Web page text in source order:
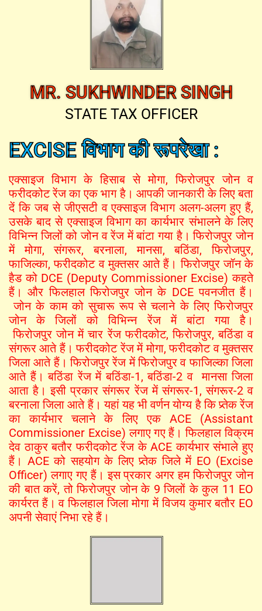
MR. SUKHWINDER SINGH
STATE TAX OFFICER
EXCISE विभाग की रूपरेखा :
एक्साइज विभाग के हिसाब से मोगा, फिरोजपुर जोन व
फरीदकोट रेंज का एक भाग है। आपकी जानकारी के लिए बता
दें कि जब से जीएसटी व एक्साइज विभाग अलग-अलग हुए हैं,
उसके बाद से एक्साइज विभाग का कार्यभार संभालने के लिए
विभिन्न जिलों को जोन व रेंज में बांटा गया है। फिरोजपुर जोन
में मोगा, संगरूर, बरनाला, मानसा, बठिंडा, फिरोजपुर,
फाजिल्का, फरीदकोट व मुक्तसर आते हैं। फिरोजपुर जॉन के
हैड को DCE (Deputy Commissioner Excise) कहते
हैं। और फिलहाल फिरोजपुर जोन के DCE पवनजीत हैं।
जोन के काम को सुचारू रूप से चलाने के लिए फिरोजपुर
जोन के जिलों को विभिन्न रेंज में बांटा गया है।
फिरोजपुर जोन में चार रेंज फरीदकोट, फिरोजपुर, बठिंडा व
संगरूर आते हैं। फरीदकोट रेंज में मोगा, फरीदकोट व मुक्तसर
जिला आते हैं। फिरोजपुर रेंज में फिरोजपुर व फाजिल्का जिला
आते हैं। बठिंडा रेंज में बठिंडा-1, बठिंडा-2 व मानसा जिला
आता है। इसी प्रकार संगरूर रेंज में संगरूर-1, संगरूर-2 व
बरनाला जिला आते हैं। यहां यह भी वर्णन योग्य है कि प्र्तेक रेंज
का कार्यभार चलाने के लिए एक ACE (Assistant
Commissioner Excise) लगाए गए हैं। फिलहाल विक्रम
देव ठाकुर बतौर फरीदकोट रेंज के ACE कार्यभार संभाले हुए
हैं। ACE को सहयोग के लिए प्र्तेक जिले में EO (Excise
Officer) लगाए गए हैं। इस प्रकार अगर हम फिरोजपुर जोन
की बात करें, तो फिरोजपुर जोन के 9 जिलों के कुल 11 EO
कार्यरत हैं। व फिलहाल जिला मोगा में विजय कुमार बतौर EO
अपनी सेवाएं निभा रहे हैं।